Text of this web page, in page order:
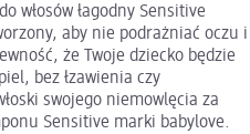
włosów łagodny Sensitive
aby nie podrażniać oczu i
że Twoje dziecko będzie
bez łzawienia czy
swojego niemowlęcia za
Sensitive marki babylove.